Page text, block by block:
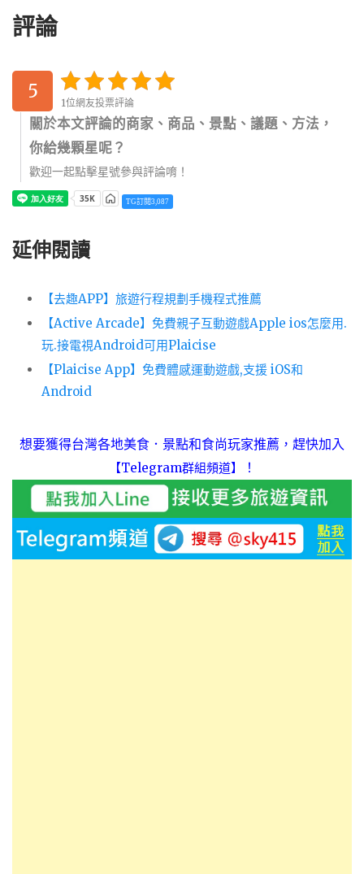
評論
5
1位網友投票評論
關於本文評論的商家、商品、景點、議題、方法，
你給幾顆星呢？
歡迎一起點擊星號參與評論唷！
TG訂閱3,087
延伸閱讀
【去趣APP】旅遊行程規劃手機程式推薦
【Active Arcade】免費親子互動遊戲Apple ios怎麼用.
玩.接電視Android可用Plaicise
【Plaicise App】免費體感運動遊戲,支援 iOS和
Android
想要獲得台灣各地美食．景點和食尚玩家推薦，趕快加入
【Telegram群組頻道】 ！